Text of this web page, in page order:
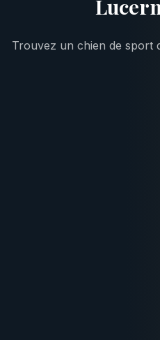
Trouvez un chien de sport